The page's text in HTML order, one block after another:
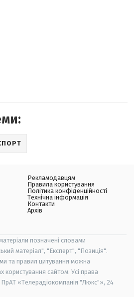
Рекламодавцям
Правила користування
Політика конфіденційності
Технічна інформація
Контакти
Архів
позначені словами
матеріал", "Експерт", "Позиція".
та правил цитування можна
користування сайтом. Усі права
«Телерадіокомпанія "Люкс"», 24